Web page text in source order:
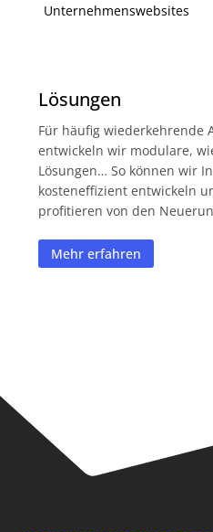
Unternehmenswebsites
Lösungen
Für häufig wiederkehrende
entwickeln wir modulare,
Lösungen… So können wir
kosteneffizient entwickeln
profitieren von den
Mehr erfahren